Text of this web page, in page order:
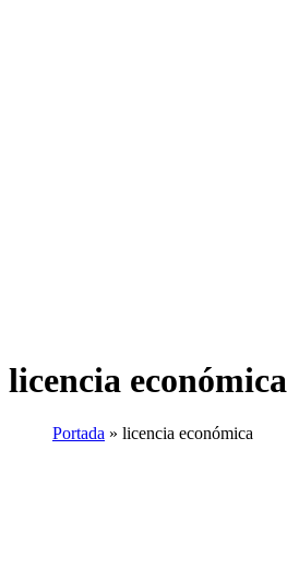
licencia económica
Portada » licencia económica